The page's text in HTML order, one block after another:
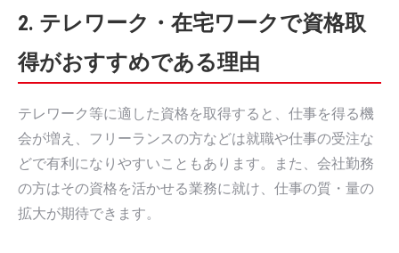
2. テレワーク・在宅ワークで資格取
得がおすすめである理由
テレワーク等に適した資格を取得すると、仕事を得る機
会が増え、フリーランスの方などは就職や仕事の受注な
どで有利になりやすいこともあります。また、会社勤務
の方はその資格を活かせる業務に就け、仕事の質・量の
拡大が期待できます。